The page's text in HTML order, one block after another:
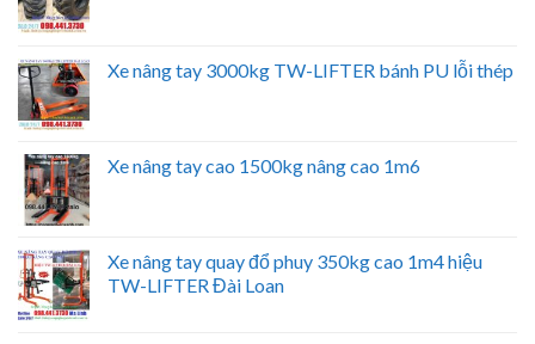
Xe nâng tay 3000kg TW-LIFTER bánh PU lỗi thép
Xe nâng tay cao 1500kg nâng cao 1m6
Xe nâng tay quay đổ phuy 350kg cao 1m4 hiệu
TW-LIFTER Đài Loan